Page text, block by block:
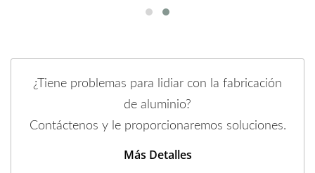
¿Tiene problemas para lidiar con la fabricación
de aluminio?
Contáctenos y le proporcionaremos soluciones.
Más Detalles